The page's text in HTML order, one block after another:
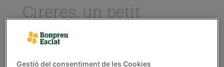
Cireres, un petit
caramel
14/de juny/2019
Gestió del consentiment de les Cookies